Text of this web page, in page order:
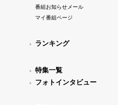
番組お知らせメール
マイ番組ページ
ランキング
特集一覧
フォトインタビュー